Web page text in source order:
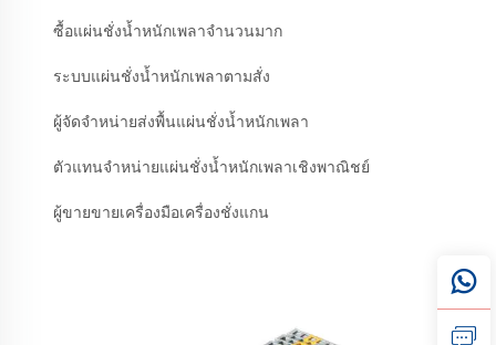
ซื้อแผ่นชั่งน้ำหนักเพลาจำนวนมาก
ระบบแผ่นชั่งน้ำหนักเพลาตามสั่ง
ผู้จัดจำหน่ายส่งพื้นแผ่นชั่งน้ำหนักเพลา
ตัวแทนจำหน่ายแผ่นชั่งน้ำหนักเพลาเชิงพาณิชย์
ผู้ขายขายเครื่องมือเครื่องชั่งแกน